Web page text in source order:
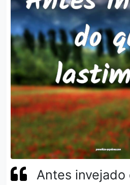
Antes invejado